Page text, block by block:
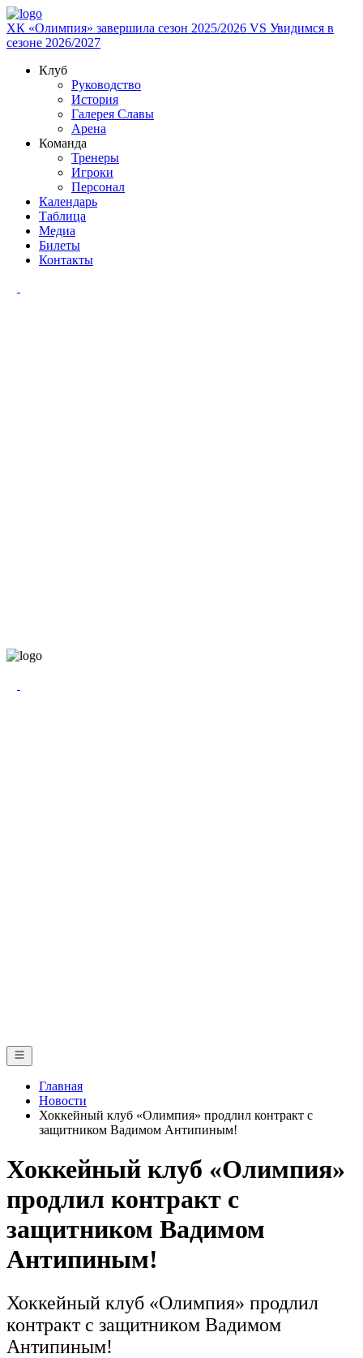
ХК «Олимпия» завершила сезон 2025/2026 VS Увидимся в
сезоне 2026/2027
Клуб
Руководство
История
Галерея Славы
Арена
Команда
Тренеры
Игроки
Персонал
Календарь
Таблица
Медиа
Билеты
Контакты
Главная
Новости
Хоккейный клуб «Олимпия» продлил контракт с
защитником Вадимом Антипиным!
Хоккейный клуб «Олимпия»
продлил контракт с
защитником Вадимом
Антипиным!
Хоккейный клуб «Олимпия» продлил
контракт с защитником Вадимом
Антипиным!